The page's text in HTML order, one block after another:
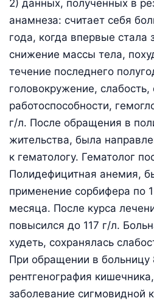
2) данных, полученных в
анамнеза: считает себя
года, когда впервые стала
снижение массы тела,
течение последнего
головокружение,
работоспособности,
г/л. После обращения в
жительства, была
к гематологу. Гематолог
Полидефицитная анемия,
применение сорбифера по
месяца. После курса
повысился до 117 г/л.
худеть, сохранялась
При обращении в больницу
рентгенография
заболевание сигмовидной